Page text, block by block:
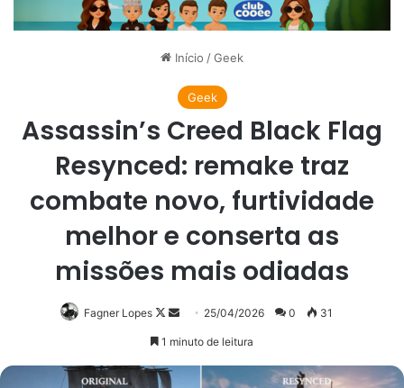
Início /Geek
Geek
Assassin’s Creed Black Flag
Resynced: remake traz
combate novo, furtividade
melhor e conserta as
missões mais odiadas
Fagner Lopes
Follow
Mande25/04/2026 0 31
1 minuto de leitura